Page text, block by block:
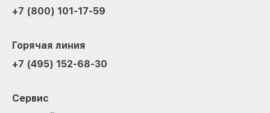
+7 (800) 101-17-59
Горячая линия
+7 (495) 152-68-30
Сервис